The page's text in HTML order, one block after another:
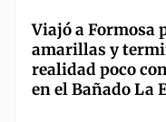
Viajó a Formosa
amarillas y
realidad poco
en el Bañado La